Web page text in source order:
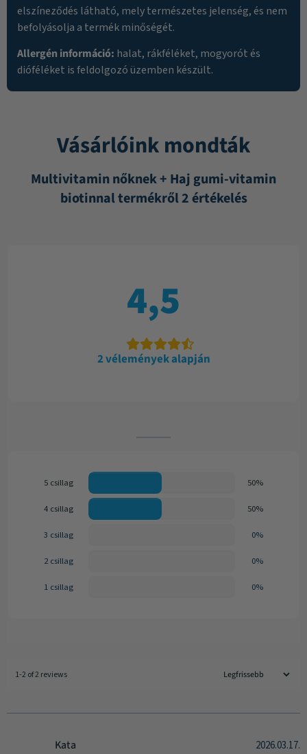
elszíneződés látható, mely természetes jelenség, és nem
befolyásolja a termék minőségét.
Allergén információ: halat, rákféléket, mogyorót és
dióféléket is feldolgozó üzemben készült.
Vásárlóink mondták
Multivitamin nőknek + Haj gumi-vitamin
biotinnal termékről 2 értékelés
4,5
2 vélemények alapján
5 csillag 50%
4 csillag 50%
3 csillag 0%
2 csillag 0%
1 csillag 0%
1-2 of 2 reviews
Kata 2026.03.17.